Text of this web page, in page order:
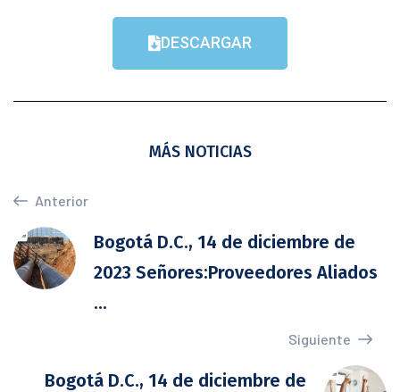
DESCARGAR
MÁS NOTICIAS
Anterior
Bogotá D.C., 14 de diciembre de
2023 Señores:Proveedores Aliados
...
Siguiente
Bogotá D.C., 14 de diciembre de